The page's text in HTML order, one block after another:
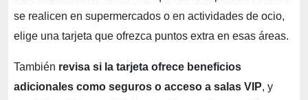
se realicen en supermercados o en actividades de ocio,
elige una tarjeta que ofrezca puntos extra en esas áreas.
También revisa si la tarjeta ofrece beneficios
adicionales como seguros o acceso a salas VIP, y